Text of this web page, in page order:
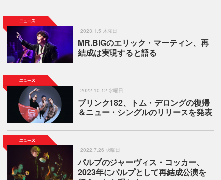
2023.1.5 木曜日
MR.BIGのエリック・マーティン、再
結成は実現すると語る
2022.10.12 水曜日
ブリンク182、トム・デロングの復帰
＆ニュー・シングルのリリースを発表
2022.7.26 火曜日
パルプのジャーヴィス・コッカー、
2023年にパルプとして再結成公演を